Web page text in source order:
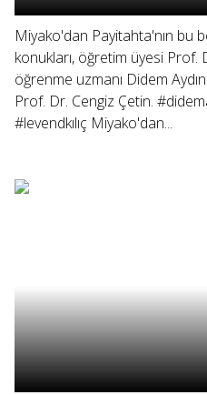
Miyako'dan Payitahta'nın bu
konukları, öğretim üyesi Prof.
öğrenme uzmanı Didem
Prof. Dr. Cengiz Çetin.
#levendkılıç Miyako'dan...